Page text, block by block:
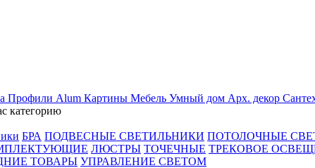
Профили Alum Картины Мебель Умный дом Арх. декор
категорию
БРА ПОДВЕСНЫЕ СВЕТИЛЬНИКИ ПОТОЛОЧНЫЕ
ЛЮСТРЫ ТОЧЕЧНЫЕ ТРЕКОВОЕ
ТОВАРЫ УПРАВЛЕНИЕ СВЕТОМ